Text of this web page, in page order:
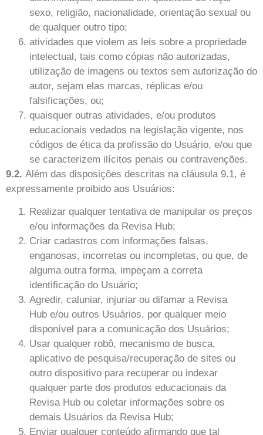
sexo, religião, nacionalidade, orientação sexual ou
de qualquer outro tipo;
atividades que violem as leis sobre a propriedade
intelectual, tais como cópias não autorizadas,
utilização de imagens ou textos sem autorização do
autor, sejam elas marcas, réplicas e/ou
falsificações, ou;
quaisquer outras atividades, e/ou produtos
educacionais vedados na legislação vigente, nos
códigos de ética da profissão do Usuário, e/ou que
se caracterizem ilícitos penais ou contravenções.
9.2. Além das disposições descritas na cláusula 9.1, é
expressamente proibido aos Usuários:
Realizar qualquer tentativa de manipular os preços
e/ou informações da Revisa Hub;
Criar cadastros com informações falsas,
enganosas, incorretas ou incompletas, ou que, de
alguma outra forma, impeçam a correta
identificação do Usuário;
Agredir, caluniar, injuriar ou difamar a Revisa
Hub e/ou outros Usuários, por qualquer meio
disponível para a comunicação dos Usuários;
Usar qualquer robô, mecanismo de busca,
aplicativo de pesquisa/recuperação de sites ou
outro dispositivo para recuperar ou indexar
qualquer parte dos produtos educacionais da
Revisa Hub ou coletar informações sobre os
demais Usuários da Revisa Hub;
Enviar qualquer conteúdo afirmando que tal